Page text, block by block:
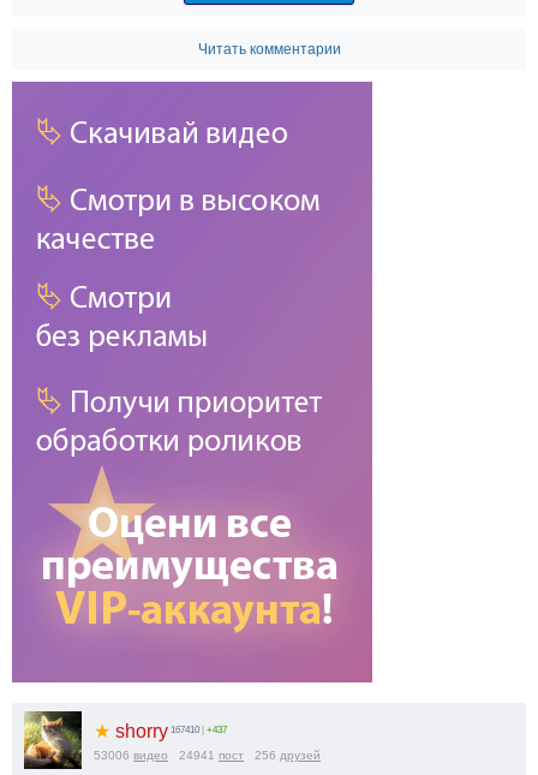
01:00:50
1x
2x
1.5x
1.25x
1x
0.75x
100%
Масштаб: 100 %
-5%
+5%
Читать комментарии
★ shorry 167410 | +437
53006 видео 24941 пост 256 друзей